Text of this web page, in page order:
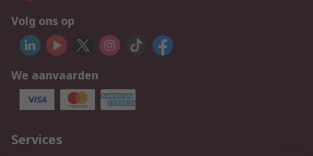
Volg ons op
We aanvaarden
Services